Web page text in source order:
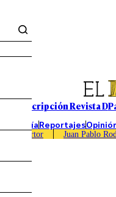
Suscripción Revista D
EconomíaReportajes
Caso Sartor Juan Pablo